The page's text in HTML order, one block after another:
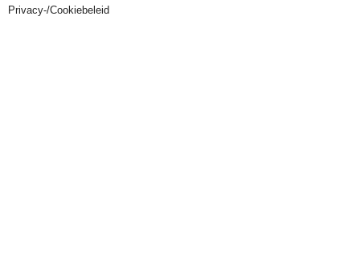
Privacy-/Cookiebeleid